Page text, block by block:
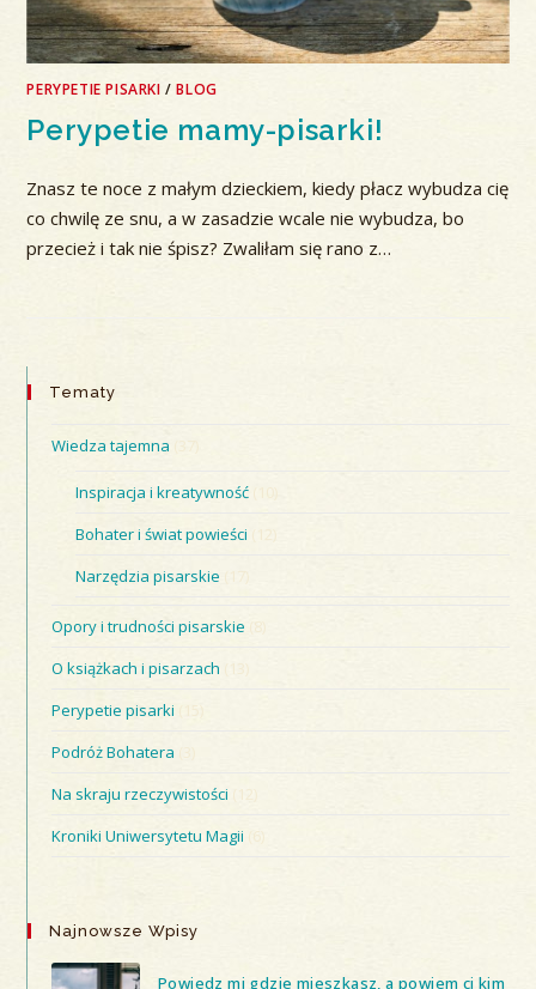
PERYPETIE PISARKI /BLOG
Perypetie mamy-pisarki!
Znasz te noce z małym dzieckiem, kiedy płacz wybudza cię
co chwilę ze snu, a w zasadzie wcale nie wybudza, bo
przecież i tak nie śpisz? Zwaliłam się rano z…
Tematy
Wiedza tajemna
Inspiracja i kreatywność
Bohater i świat powieści
(12)
Narzędzia pisarskie (17)
Opory i trudności pisarskie
(8)
O książkach i pisarzach
(13)
Perypetie pisarki
Podróż Bohatera
Na skraju rzeczywistości
(12)
Kroniki Uniwersytetu Magii
Najnowsze Wpisy
Powiedz mi gdzie mieszkasz, a powiem ci kim